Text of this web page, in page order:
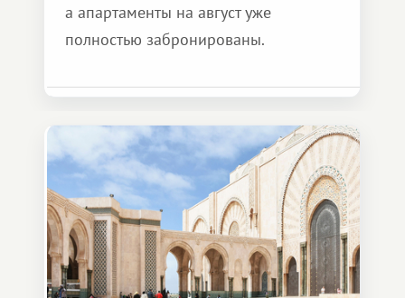
а апартаменты на август уже
полностью забронированы.